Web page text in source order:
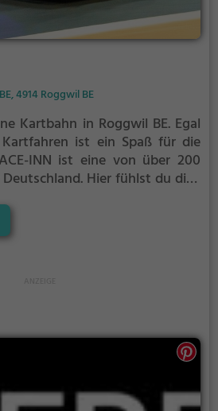
4914 Roggwil BE
Kartbahn in Roggwil BE. Egal
ist ein Spaß für die
INN ist eine von über 200
Hier fühlst du dich